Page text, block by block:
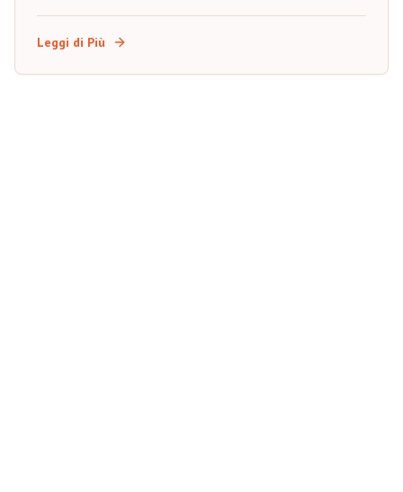
mentre il sole tramonta all'orizzonte del deserto.
Leggi di Più